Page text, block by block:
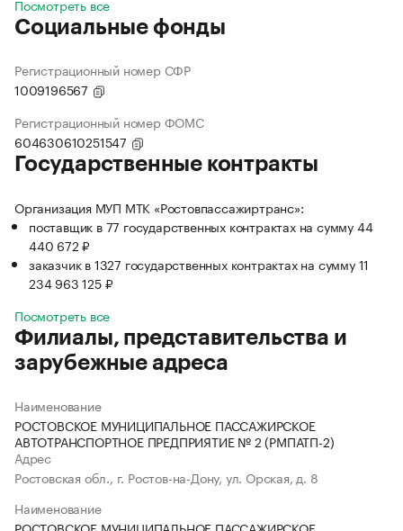
Посмотреть все
Социальные фонды
Регистрационный номер СФР
1009196567
Регистрационный номер ФОМС
604630610251547
Государственные контракты
Организация МУП МТК «Ростовпассажиртранс»:
поставщик в 77 государственных контрактах на сумму 44
440 672 ₽
заказчик в 1327 государственных контрактах на сумму 11
234 963 125 ₽
Посмотреть все
Филиалы, представительства и
зарубежные адреса
Наименование
РОСТОВСКОЕ МУНИЦИПАЛЬНОЕ ПАССАЖИРСКОЕ
АВТОТРАНСПОРТНОЕ ПРЕДПРИЯТИЕ № 2 (РМПАТП-2)
Адрес
Ростовская обл., г. Ростов-на-Дону, ул. Орская, д. 8
Наименование